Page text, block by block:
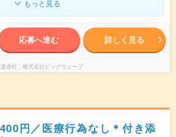
もっと見る
応募へ進む 詳しく見る
会社 株式会社ビッグウェーブ
円／医療行為なし＊付き添